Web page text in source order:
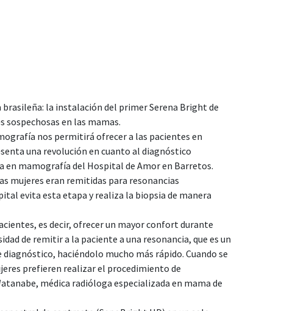
la instalación del primer Serena Bright de
en las mamas.
nos permitirá ofrecer a las pacientes en
una revolución en cuanto al diagnóstico
en mamografía del Hospital de Amor en Barretos.
mujeres eran remitidas para resonancias
evita esta etapa y realiza la biopsia de manera
es decir, ofrecer un mayor confort durante
de remitir a la paciente a una resonancia, que es un
haciéndolo mucho más rápido. Cuando se
prefieren realizar el procedimiento de
médica radióloga especializada en mama de